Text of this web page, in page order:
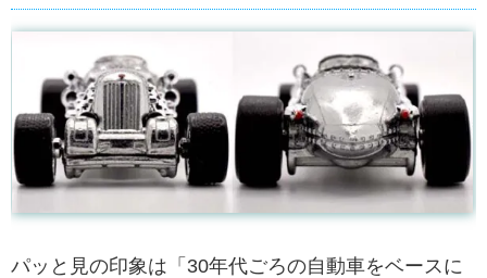
パッと見の印象は「30年代ごろの自動車をベースに